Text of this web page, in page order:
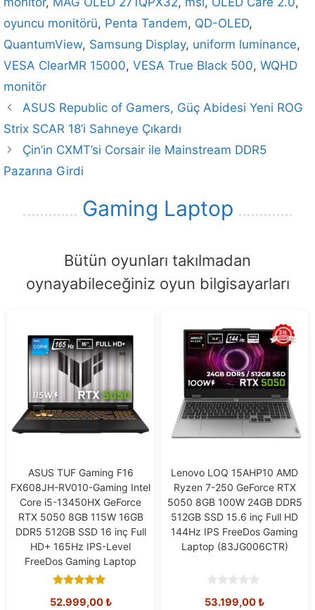
oyuncu monitörü, Penta Tandem, QD-OLED,
QuantumView, Samsung Display, uniform luminance,
VESA ClearMR 15000, VESA True Black 500, WQHD
monitör
ASUS Republic of Gamers, Güç Abidesi Yeni ROG
Strix SCAR 18’i Sahneye Çıkardı
Çin’in CXMT’si Corsair ile Mainstream DDR5
Pazarına Girdi
Gaming Laptop
Bütün oyunları takılmadan
oynayabileceğiniz oyun bilgisayarları
ASUS TUF Gaming F16
FX608JH-RV010-Gaming Intel
Core i5-13450HX GeForce
RTX 5050 8GB 115W 16GB
DDR5 512GB SSD 16 inç Full
HD+ 165Hz IPS-Level
FreeDos Gaming Laptop
out of 5
52.999,00₺
Lenovo LOQ 15AHP10 AMD
Ryzen 7-250 GeForce RTX
5050 8GB 100W 24GB DDR5
512GB SSD 15.6 inç Full HD
144Hz IPS FreeDos Gaming
Laptop (83JG006CTR)
o
53.199,00₺